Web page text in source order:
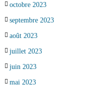
octobre 2023
septembre 2023
août 2023
juillet 2023
juin 2023
mai 2023